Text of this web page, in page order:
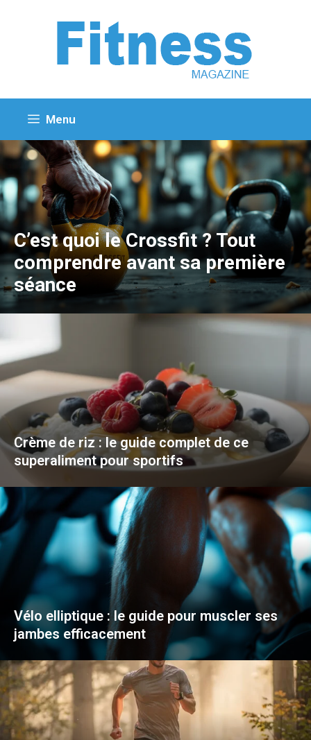
Menu
C’est quoi le Crossfit ? Tout
comprendre avant sa première
séance
Crème de riz : le guide complet de ce
superaliment pour sportifs
Vélo elliptique : le guide pour muscler ses
jambes efficacement